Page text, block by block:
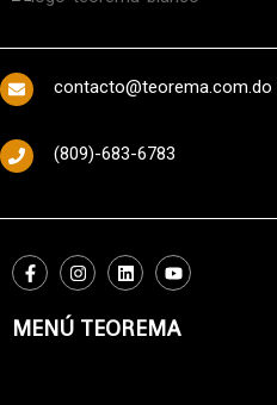
contacto@teorema.com.do
(809)-683-6783
MENÚ TEOREMA